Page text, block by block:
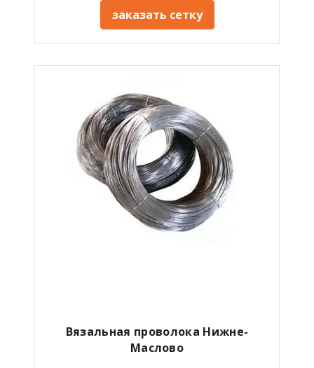
заказать сетку
Вязальная проволока Нижне-
Маслово